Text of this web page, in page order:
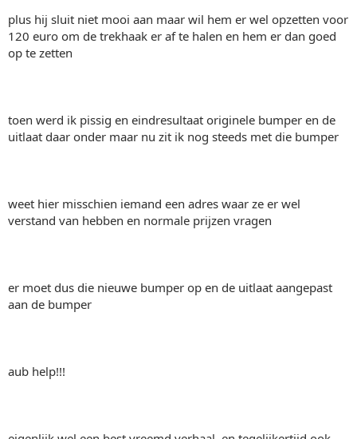
plus hij sluit niet mooi aan maar wil hem er wel opzetten voor
120 euro om de trekhaak er af te halen en hem er dan goed
op te zetten
toen werd ik pissig en eindresultaat originele bumper en de
uitlaat daar onder maar nu zit ik nog steeds met die bumper
weet hier misschien iemand een adres waar ze er wel
verstand van hebben en normale prijzen vragen
er moet dus die nieuwe bumper op en de uitlaat aangepast
aan de bumper
aub help!!!